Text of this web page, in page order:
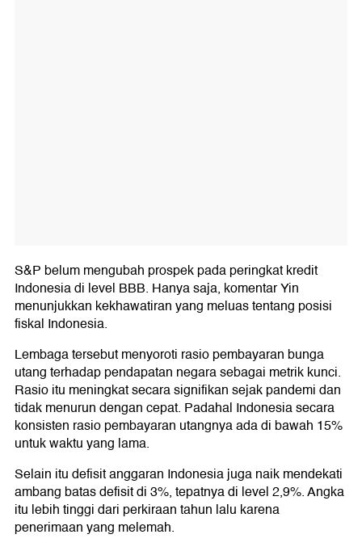
S&P belum mengubah prospek pada peringkat kredit
Indonesia di level BBB. Hanya saja, komentar Yin
menunjukkan kekhawatiran yang meluas tentang posisi
fiskal Indonesia.
Lembaga tersebut menyoroti rasio pembayaran bunga
utang terhadap pendapatan negara sebagai metrik kunci.
Rasio itu meningkat secara signifikan sejak pandemi dan
tidak menurun dengan cepat. Padahal Indonesia secara
konsisten rasio pembayaran utangnya ada di bawah 15%
untuk waktu yang lama.
Selain itu defisit anggaran Indonesia juga naik mendekati
ambang batas defisit di 3%, tepatnya di level 2,9%. Angka
itu lebih tinggi dari perkiraan tahun lalu karena
penerimaan yang melemah.